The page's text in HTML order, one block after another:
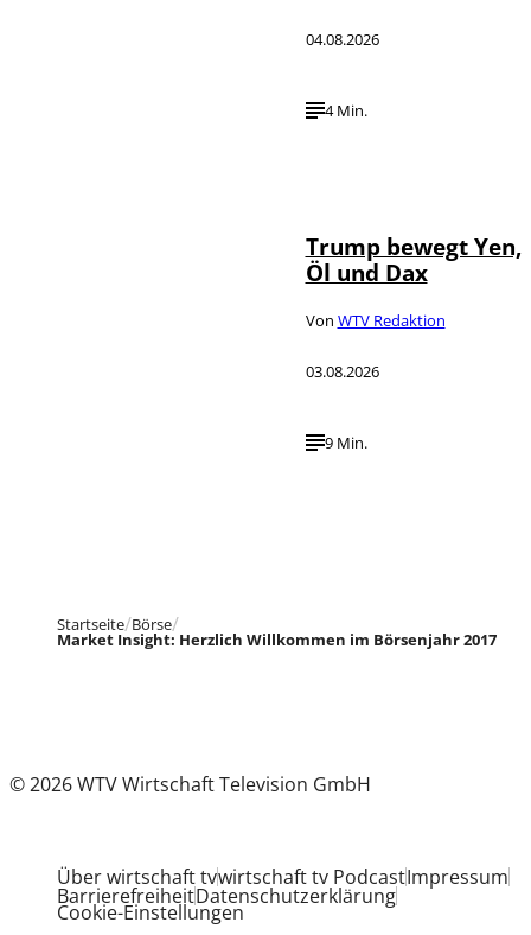
04.08.2026
4 Min.
Trump bewegt Yen,
Öl und Dax
Von WTV Redaktion
03.08.2026
9 Min.
Startseite Börse
Market Insight: Herzlich Willkommen im Börsenjahr 2017
© 2026 WTV Wirtschaft Television GmbH
Über wirtschaft tvwirtschaft tv PodcastImpressum
BarrierefreiheitDatenschutzerklärung
Cookie-Einstellungen